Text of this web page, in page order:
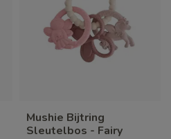
Mushie Bijtring
Sleutelbos - Fairy